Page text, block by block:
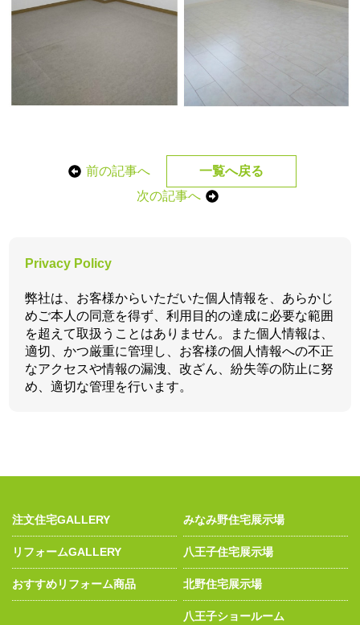
前の記事へ
一覧へ戻る
次の記事へ
Privacy Policy
弊社は、お客様からいただいた個人情報を、あらかじ
めご本人の同意を得ず、利用目的の達成に必要な範囲
を超えて取扱うことはありません。また個人情報は、
適切、かつ厳重に管理し、お客様の個人情報への不正
なアクセスや情報の漏洩、改ざん、紛失等の防止に努
め、適切な管理を行います。
注文住宅GALLERY
リフォームGALLERY
おすすめリフォーム商品
みなみ野住宅展示場
八王子住宅展示場
北野住宅展示場
八王子ショールーム